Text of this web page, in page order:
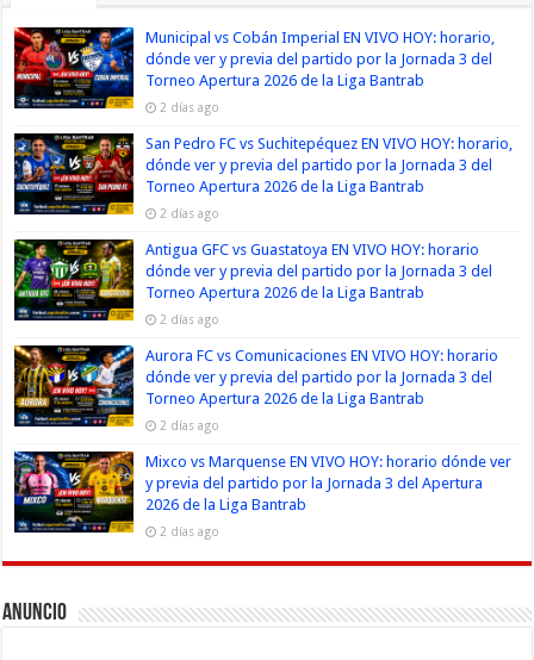
Municipal vs Cobán Imperial EN VIVO HOY: horario,
dónde ver y previa del partido por la Jornada 3 del
Torneo Apertura 2026 de la Liga Bantrab
2 días ago
San Pedro FC vs Suchitepéquez EN VIVO HOY: horario,
dónde ver y previa del partido por la Jornada 3 del
Torneo Apertura 2026 de la Liga Bantrab
2 días ago
Antigua GFC vs Guastatoya EN VIVO HOY: horario
dónde ver y previa del partido por la Jornada 3 del
Torneo Apertura 2026 de la Liga Bantrab
2 días ago
Aurora FC vs Comunicaciones EN VIVO HOY: horario
dónde ver y previa del partido por la Jornada 3 del
Torneo Apertura 2026 de la Liga Bantrab
2 días ago
Mixco vs Marquense EN VIVO HOY: horario dónde ver
y previa del partido por la Jornada 3 del Apertura
2026 de la Liga Bantrab
2 días ago
Anuncio